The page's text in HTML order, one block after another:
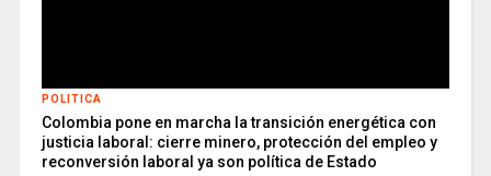
POLITICA
Colombia pone en marcha la transición energética con
justicia laboral: cierre minero, protección del empleo y
reconversión laboral ya son política de Estado